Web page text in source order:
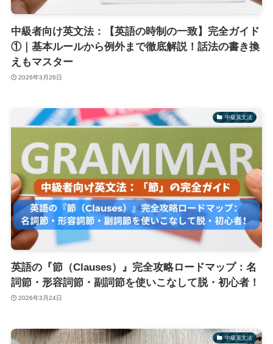
中級者向け英文法：【英語の時制の一致】完全ガイド
①｜基本ルールから例外まで徹底解説！話法の書き換
えもマスター
2026年3月26日
中級英文法
英語の『節（Clauses）』完全攻略ロードマップ：名
詞節・形容詞節・副詞節を使いこなして脱・初心者！
2026年3月24日
中級英文法